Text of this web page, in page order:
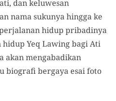
dan keluwesan
nama sukunya hingga ke
hidup pribadinya
Yeq Lawing bagi Ati
akan mengabadikan
biografi bergaya esai foto